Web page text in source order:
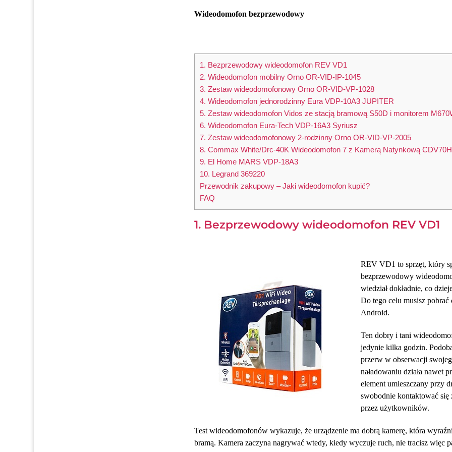
Wideodomofon bezprzewodowy
1. Bezprzewodowy wideodomofon REV VD1
2. Wideodomofon mobilny Orno OR-VID-IP-1045
3. Zestaw wideodomofonowy Orno OR-VID-VP-1028
4. Wideodomofon jednorodzinny Eura VDP-10A3 JUPITER
5. Zestaw wideodomofon Vidos ze stacją bramową S50D i monitorem
6. Wideodomofon Eura-Tech VDP-16A3 Syriusz
7. Zestaw wideodomofonowy 2-rodzinny Orno OR-VID-VP-2005
8. Commax White/Drc-40K Wideodomofon 7 z Kamerą Natynkową
9. El Home MARS VDP-18A3
10. Legrand 369220
Przewodnik zakupowy – Jaki wideodomofon kupić?
FAQ
1. Bezprzewodowy wideodomofon REV VD1
REV VD1 to sprzęt, który
bezprzewodowy
wiedział dokładnie, co
Do tego celu musisz
Android.
Ten dobry i tani
jedynie kilka godzin.
przerw w obserwacji
naładowaniu działa nawet
element umieszczany przy
swobodnie kontaktować się
przez użytkowników.
Test wideodomofonów wykazuje, że urządzenie ma dobrą kamerę, która
bramą. Kamera zaczyna nagrywać wtedy, kiedy wyczuje ruch, nie tracisz więc